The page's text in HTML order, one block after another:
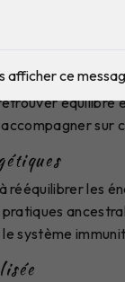
afficher ce
de
sur
rééquilibrer les
système